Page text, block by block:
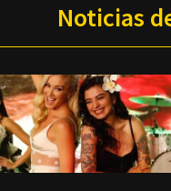
Noticias